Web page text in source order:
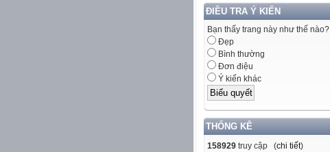
ĐIỀU TRA Ý KIẾN
Bạn thấy trang này như thế nào?
Đẹp
Bình thường
Đơn điệu
Ý kiến khác
THỐNG KÊ
158929 truy cập (chi tiết)